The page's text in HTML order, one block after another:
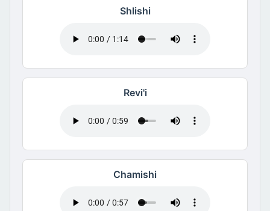
Shlishi
Revi'i
Chamishi